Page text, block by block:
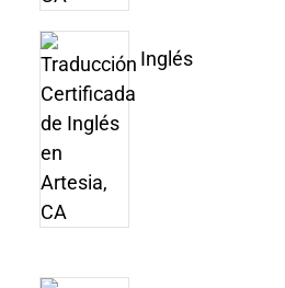
Inglés